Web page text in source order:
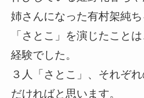
姉さんになった有村架純
「さとこ」を演じたこと
経験でした。
３人「さとこ」、それぞ
だければと思います。